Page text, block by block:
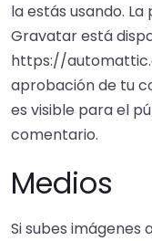
la estás usando.
Gravatar está
https://
aprobación de tu
es visible para el
comentario.
Medios
Si subes imágenes